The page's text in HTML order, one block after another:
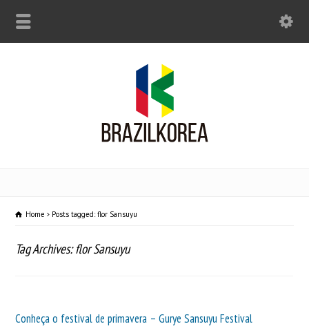
Home Posts tagged: flor Sansuyu
Tag Archives: flor Sansuyu
Conheça o festival de primavera – Gurye Sansuyu Festival